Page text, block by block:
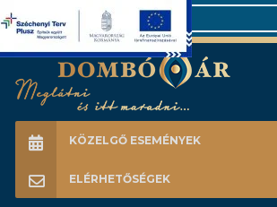
Search
KÖZELGŐ ESEMÉNYEK
ELÉRHETŐSÉGEK